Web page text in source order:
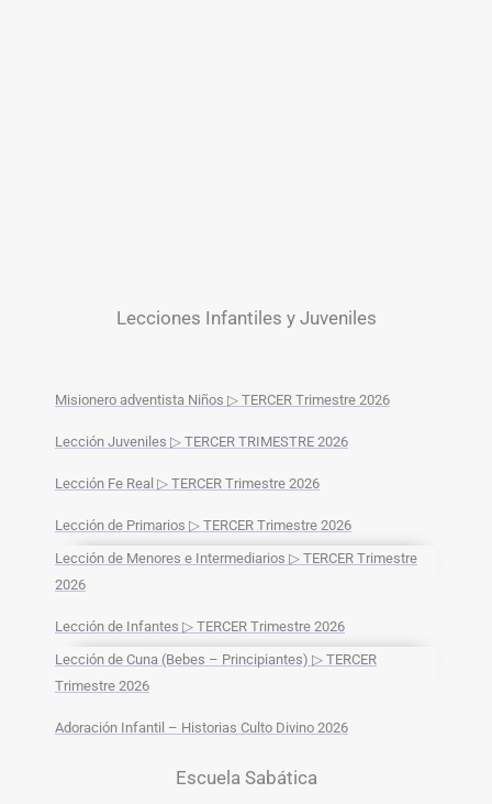
Lecciones Infantiles y Juveniles
Misionero adventista Niños ▷ TERCER Trimestre 2026
Lección Juveniles ▷ TERCER TRIMESTRE 2026
Lección Fe Real ▷ TERCER Trimestre 2026
Lección de Primarios ▷ TERCER Trimestre 2026
Lección de Menores e Intermediarios ▷ TERCER Trimestre
2026
Lección de Infantes ▷ TERCER Trimestre 2026
Lección de Cuna (Bebes – Principiantes) ▷ TERCER
Trimestre 2026
Adoración Infantil – Historias Culto Divino 2026
Escuela Sabática